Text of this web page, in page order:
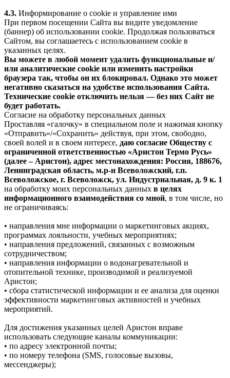
4.3. Информирование о cookie и управление ими
При первом посещении Сайта вы видите уведомление
(баннер) об использовании cookie. Продолжая пользоваться
Сайтом, вы соглашаетесь с использованием cookie в
указанных целях.
Вы можете в любой момент удалить функциональные и/
или аналитические cookie или изменить настройки
браузера так, чтобы он их блокировал. Однако это может
негативно сказаться на удобстве использования Сайта.
Технические cookie отключить нельзя — без них Сайт не
будет работать.
Согласие на обработку персональных данных
Проставляя «галочку» в специальном поле и нажимая кнопку
«Отправить»/«Сохранить» действуя, при этом, свободно,
своей волей и в своем интересе, даю согласие Обществу с
ограниченной ответственностью «Аристон Термо Русь»
(далее – Аристон), адрес местонахождения: Россия, 188676,
Ленинградская область, м.р-н Всеволожский, г.п.
Всеволожское, г. Всеволожск, ул. Индустриальная, д. 9 к. 1
на обработку моих персональных данных в целях
информационного взаимодействия со мной, в том числе, но
не ограничиваясь:
• направления мне информации о маркетинговых акциях,
программах лояльности, учебных мероприятиях;
• направления предложений, связанных с возможным
сотрудничеством;
• направления информации о водонагревательной и
отопительной технике, производимой и реализуемой
Аристон;
• сбора статистической информации и ее анализа для оценки
эффективности маркетинговых активностей и учебных
мероприятий.
Для достижения указанных целей Аристон вправе
использовать следующие каналы коммуникации:
• по адресу электронной почты;
• по номеру телефона (SMS, голосовые вызовы,
мессенджеры);